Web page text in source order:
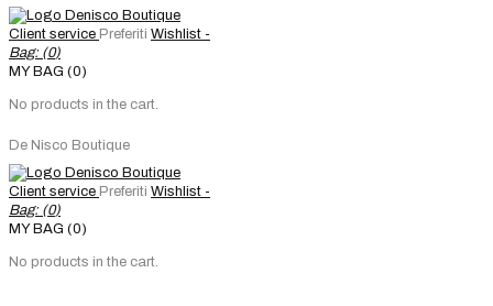
Client service Preferiti Wishlist -
Bag: (0)
MY BAG (0)
No products in the cart.
De Nisco Boutique
Client service Preferiti Wishlist -
Bag: (0)
MY BAG (0)
No products in the cart.